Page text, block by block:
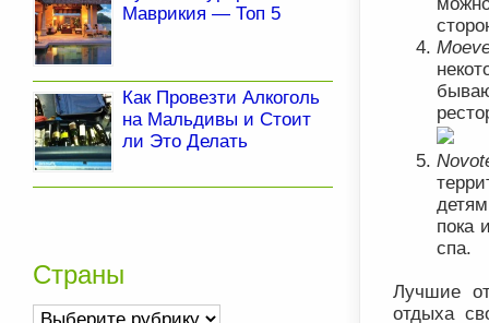
пока
спа.
Лучшие
отдыха
Маврикия — Топ 5
Как Провезти Алкоголь
на Мальдивы и Стоит
ли Это Делать
Страны
Страны